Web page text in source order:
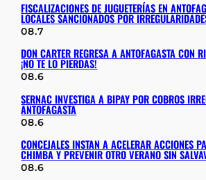
FISCALIZACIONES DE JUGUETERÍAS EN
LOCALES SANCIONADOS POR
08.7
DON CARTER REGRESA A ANTOFAGASTA CON
¡NO TE LO PIERDAS!
08.6
SERNAC INVESTIGA A BIPAY POR COBROS
ANTOFAGASTA
08.6
CONCEJALES INSTAN A ACELERAR ACCIONES
CHIMBA Y PREVENIR OTRO VERANO SIN
08.6